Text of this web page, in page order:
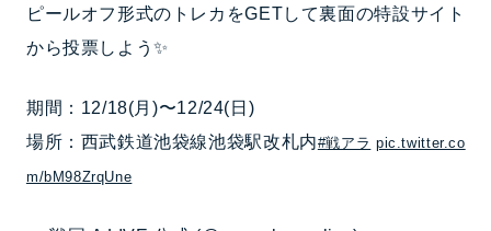
ピールオフ形式のトレカをGETして裏面の特設サイト
から投票しよう✨
期間：12/18(月)〜12/24(日)
場所：西武鉄道池袋線池袋駅改札内#戦アラ pic.twitter.co
m/bM98ZrqUne